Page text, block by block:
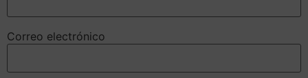
Correo electrónico